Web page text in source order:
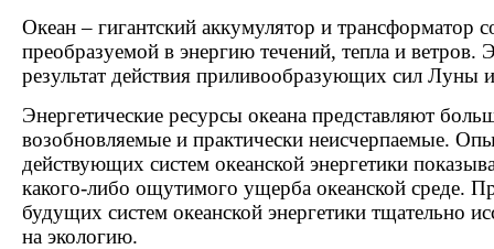
Океан – гигантский аккумулятор и трансформатор
преобразуемой в энергию течений, тепла и ветров.
результат действия приливообразующих сил Луны
Энергетические ресурсы океана представляют
возобновляемые и практически неисчерпаемые.
действующих систем океанской энергетики
какого-либо ощутимого ущерба океанской среде.
будущих систем океанской энергетики тщательно
на экологию.